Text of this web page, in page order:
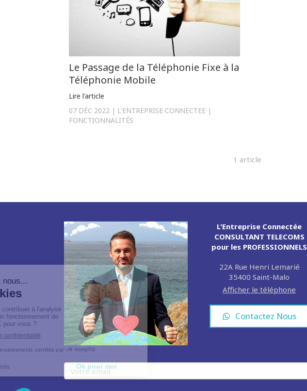
Le Passage de la Téléphonie Fixe à la
Téléphonie Mobile
Lire l'article
07 DÉC 2022
L'ENTREPRISE CONNECTEE
FONCTIONNALITÉS
1 article
L'Entreprise Connectée
CONSULTANT TELECOMS
pour les PROFESSIONNELS
22A Rue Henri Lemarié
35400 Saint-Malo
Afficher le téléphone
Contactez Nous
Votre email